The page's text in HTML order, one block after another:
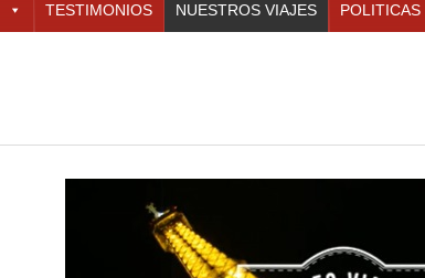
TESTIMONIOS NUESTROS VIAJES POLITICAS